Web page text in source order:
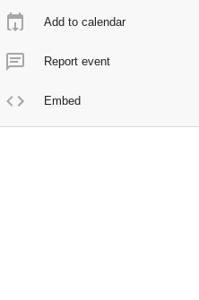
Add to calendar
Report event
Embed